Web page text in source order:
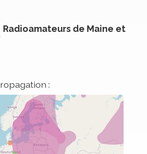
Radioamateurs de Maine et
: